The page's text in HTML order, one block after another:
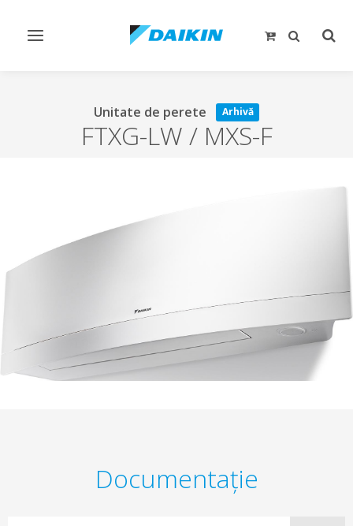
Comutare
Unitate de perete Arhivă
FTXG-LW / MXS-F
Documentaţie